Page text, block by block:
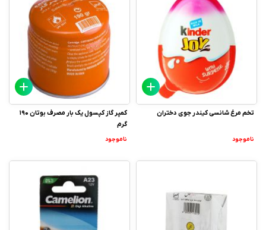
تخم مرغ شانسی کیندر جوی دختران
ناموجود
کمپر گاز کپسول یک بار مصرف بوتان 190
گرم
ناموجود